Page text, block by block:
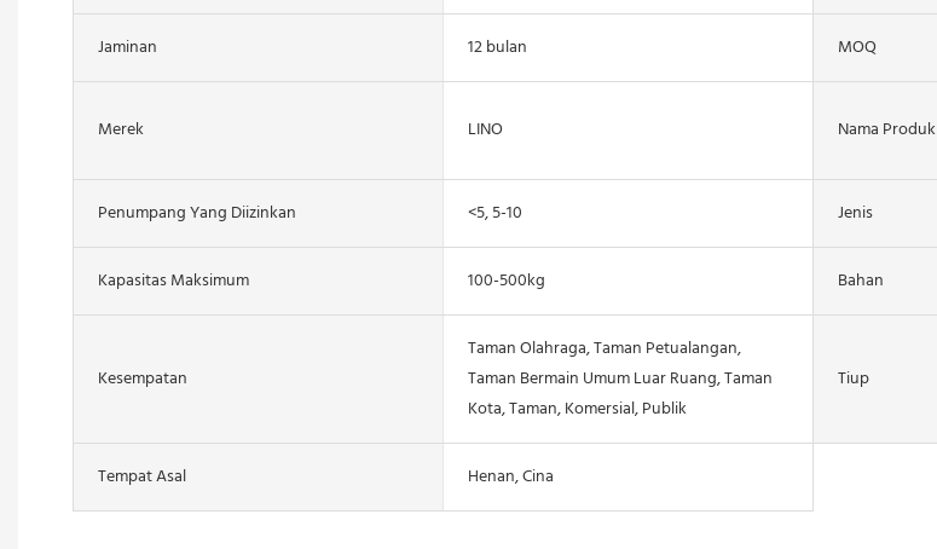
Jaminan 12 bulan MOQ
Merek LINO Nama Produk
Penumpang Yang Diizinkan <5, 5-10 Jenis
Kapasitas Maksimum 100-500kg Bahan
Kesempatan
Taman Olahraga, Taman Petualangan,
Taman Bermain Umum Luar Ruang, Taman
Kota, Taman, Komersial, Publik
Tiup
Tempat Asal Henan, Cina